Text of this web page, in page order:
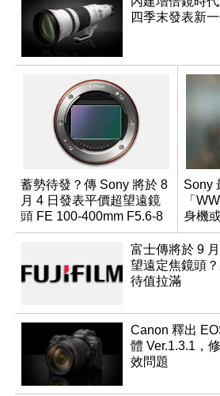
四季末發表新
蓄勢待發？傳 Sony 將於 8
月 4 日發表平價超望遠鏡
頭 FE 100-400mm F5.6-8
Sony
「
身機
成員
富士傳將於 9
望遠定焦鏡頭
待值拉滿
Canon 釋出
體 Ver.1.3.1，
效問題